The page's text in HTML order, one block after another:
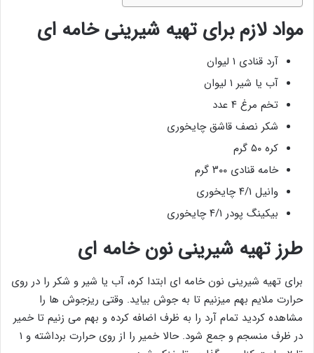
مواد لازم برای تهیه شیرینی خامه ای
آرد قنادی ۱ لیوان
آب یا شیر ۱ لیوان
تخم مرغ ۴ عدد
شکر نصف قاشق چایخوری
کره ۵۰ گرم
خامه قنادی ۳۰۰ گرم
وانیل ۴/۱ چایخوری
بیکینگ پودر ۴/۱ چایخوری
طرز تهیه شیرینی نون خامه ای
برای تهیه شیرینی نون خامه ای ابتدا کره، آب یا شیر و شکر را در روی
حرارت ملایم بهم میزنیم تا به جوش بیاید. وقتی ریزجوش ها را
مشاهده کردید تمام آرد را به ظرف اضافه کرده و بهم می زنیم تا خمیر
در ظرف منسجم و جمع شود. حالا خمیر را از روی حرارت برداشته و ۱